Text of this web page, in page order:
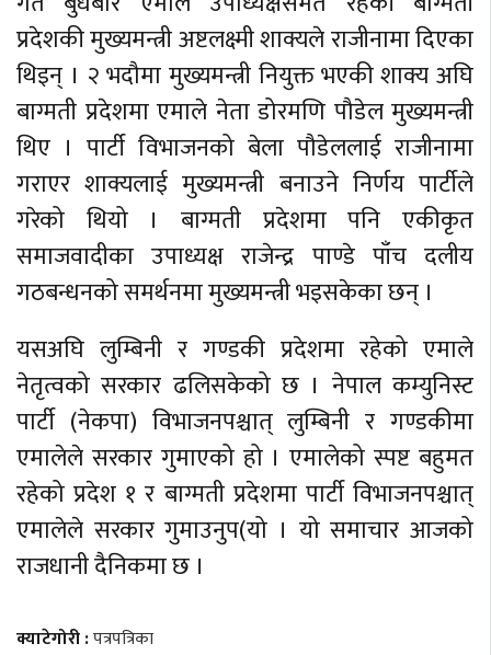
प्रदेशकी मुख्यमन्त्री अष्टलक्ष्मी शाक्यले राजीनामा दिएका
थिइन् । २ भदौमा मुख्यमन्त्री नियुक्त भएकी शाक्य अघि
बाग्मती प्रदेशमा एमाले नेता डोरमणि पौडेल मुख्यमन्त्री
थिए । पार्टी विभाजनको बेला पौडेललाई राजीनामा
गराएर शाक्यलाई मुख्यमन्त्री बनाउने निर्णय पार्टीले
गरेको थियो । बाग्मती प्रदेशमा पनि एकीकृत
समाजवादीका उपाध्यक्ष राजेन्द्र पाण्डे पाँच दलीय
गठबन्धनको समर्थनमा मुख्यमन्त्री भइसकेका छन् ।
यसअघि लुम्बिनी र गण्डकी प्रदेशमा रहेको एमाले
नेतृत्वको सरकार ढलिसकेको छ । नेपाल कम्युनिस्ट
पार्टी (नेकपा) विभाजनपश्चात् लुम्बिनी र गण्डकीमा
एमालेले सरकार गुमाएको हो । एमालेको स्पष्ट बहुमत
रहेको प्रदेश १ र बाग्मती प्रदेशमा पार्टी विभाजनपश्चात्
एमालेले सरकार गुमाउनुप(यो । यो समाचार आजको
राजधानी दैनिकमा छ ।
क्याटेगोरी :पत्रपत्रिका